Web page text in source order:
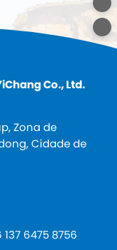
Co., Ltd.
Zona de
Cidade de
137 6475 8756